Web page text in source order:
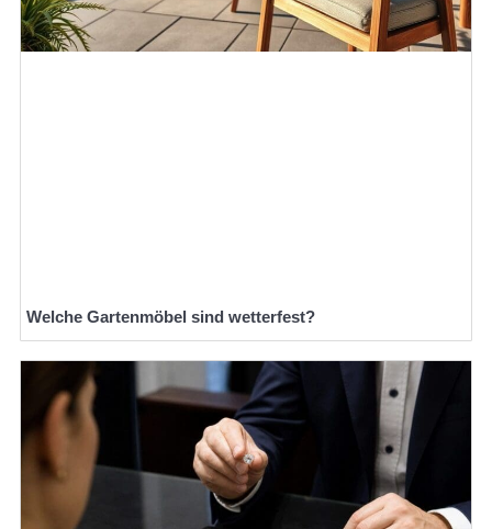
Welche Gartenmöbel sind wetterfest?